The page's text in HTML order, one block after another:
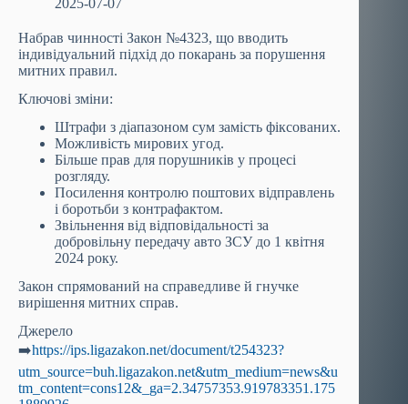
2025-07-07
Набрав чинності Закон №4323, що вводить
індивідуальний підхід до покарань за порушення
митних правил.
Ключові зміни:
Штрафи з діапазоном сум замість фіксованих.
Можливість мирових угод.
Більше прав для порушників у процесі
розгляду.
Посилення контролю поштових відправлень
і боротьби з контрафактом.
Звільнення від відповідальності за
добровільну передачу авто ЗСУ до 1 квітня
2024 року.
Закон спрямований на справедливе й гнучке
вирішення митних справ.
Джерело
➡️https://ips.ligazakon.net/document/t254323?
utm_source=buh.ligazakon.net&utm_medium=news&u
tm_content=cons12&_ga=2.34757353.919783351.175